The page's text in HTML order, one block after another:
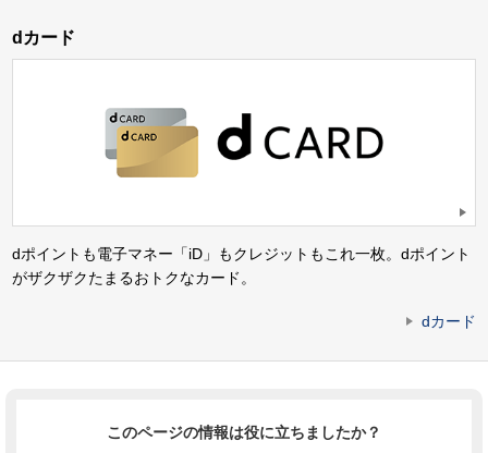
dカード
dポイントも電子マネー「iD」もクレジットもこれ一枚。dポイント
がザクザクたまるおトクなカード。
dカード
このページの情報は役に立ちましたか？